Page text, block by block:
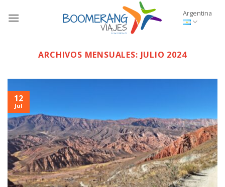
Argentina
ARCHIVOS MENSUALES: JULIO 2024
12
Jul